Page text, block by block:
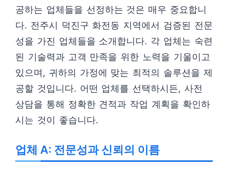
공하는 업체들을 선정하는 것은 매우 중요합니
다. 전주시 덕진구 화전동 지역에서 검증된 전문
성을 가진 업체들을 소개합니다. 각 업체는 숙련
된 기술력과 고객 만족을 위한 노력을 기울이고
있으며, 귀하의 가정에 맞는 최적의 솔루션을 제
공할 것입니다. 어떤 업체를 선택하시든, 사전
상담을 통해 정확한 견적과 작업 계획을 확인하
시는 것이 좋습니다.
업체 A: 전문성과 신뢰의 이름